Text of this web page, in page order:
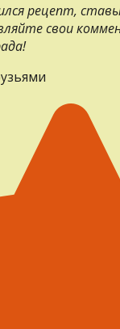
рецепт,
свои